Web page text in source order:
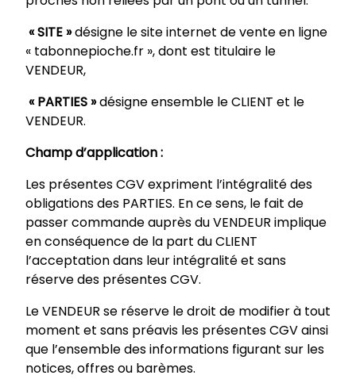
« SITE »désigne le site internet de vente en ligne
« tabonnepioche.fr », dont est titulaire le
VENDEUR,
« PARTIES »désigne ensemble le CLIENT et le
VENDEUR.
Champ d’application :
Les présentes CGV expriment l’intégralité des
obligations des PARTIES. En ce sens, le fait de
passer commande auprès du VENDEUR implique
en conséquence de la part du CLIENT
l’acceptation dans leur intégralité et sans
réserve des présentes CGV.
Le VENDEUR se réserve le droit de modifier à tout
moment et sans préavis les présentes CGV ainsi
que l’ensemble des informations figurant sur les
notices, offres ou barèmes.